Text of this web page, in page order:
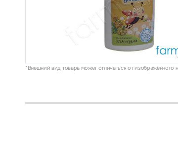
*Внешний вид товара может отличаться от изображённого